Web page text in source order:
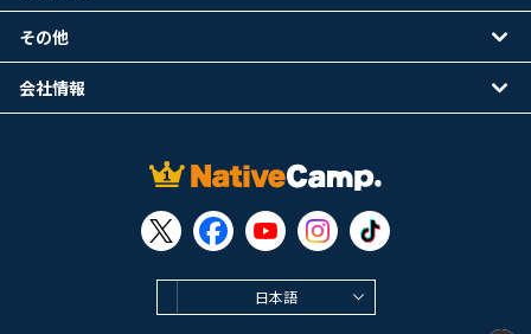
日本語
その他
会社情報